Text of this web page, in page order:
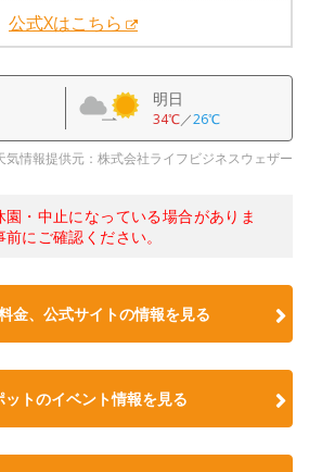
公式Xはこちら
明日
34℃／26℃
気情報提供元：株式会社ライフビジネスウェザー
・中止になっている場合がありま
にご確認ください。
金、公式サイトの情報を見る
ットのイベント情報を見る